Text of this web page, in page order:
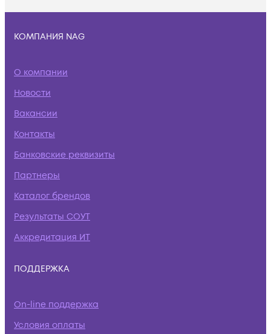
КОМПАНИЯ NAG
О компании
Новости
Вакансии
Контакты
Банковские реквизиты
Партнеры
Каталог брендов
Результаты СОУТ
Аккредитация ИТ
ПОДДЕРЖКА
On-line поддержка
Условия оплаты